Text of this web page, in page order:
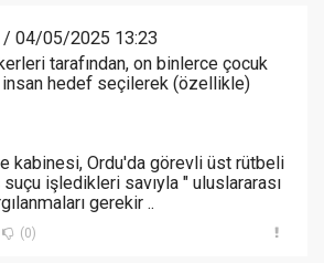
/ 04/05/2025 13:23
tarafından, on binlerce çocuk
hedef seçilerek (özellikle)
kabinesi, Ordu'da görevli üst rütbeli
suçu işledikleri savıyla " uluslararası
gerekir ..
(0)